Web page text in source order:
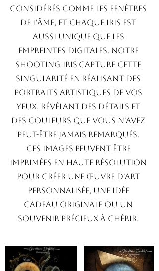
considérés comme les fenêtres
de l'âme, et chaque iris est
aussi unique que les
empreintes digitales. Notre
shooting iris capture cette
singularité en réalisant des
portraits artistiques de vos
yeux, révélant des détails et
des couleurs que vous n'avez
peut-être jamais remarqués.
Ces images peuvent être
imprimées en haute résolution
pour créer une œuvre d'art
personnalisée, une idée
cadeau originale ou un
souvenir précieux à chérir.